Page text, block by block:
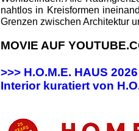
nahtlos in Kreisformen
Grenzen zwischen Architektur
MOVIE AUF
>>> H.O.M.E. HAUS
Interior kuratiert von